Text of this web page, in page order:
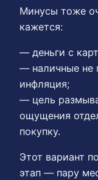
Минусы тоже
кажется:
— деньги с
— наличные не
инфляция;
— цель
ощущения
покупку.
Этот вариант
этап — пару